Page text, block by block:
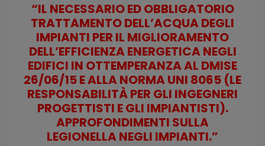
“IL NECESSARIO ED OBBLIGATORIO
TRATTAMENTO DELL’ACQUA DEGLI
IMPIANTI PER IL MIGLIORAMENTO
DELL’EFFICIENZA ENERGETICA NEGLI
EDIFICI IN OTTEMPERANZA AL DMISE
26/06/15 E ALLA NORMA UNI 8065 (LE
RESPONSABILITÀ PER GLI INGEGNERI
PROGETTISTI E GLI IMPIANTISTI).
APPROFONDIMENTI SULLA
LEGIONELLA NEGLI IMPIANTI.”